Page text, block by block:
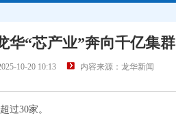
华“芯产业”奔向千亿集群
10-20 10:13 内容来源：龙华新闻
过30家。